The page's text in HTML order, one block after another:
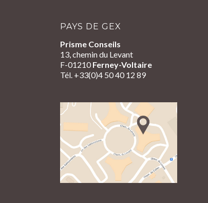
PAYS DE GEX
Prisme Conseils
13, chemin du Levant
F-01210 Ferney-Voltaire
Tél. +33(0)4 50 40 12 89